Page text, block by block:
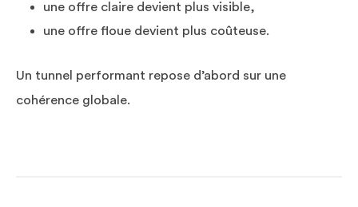
une offre claire devient plus visible,
une offre floue devient plus coûteuse.
Un tunnel performant repose d’abord sur une
cohérence globale.